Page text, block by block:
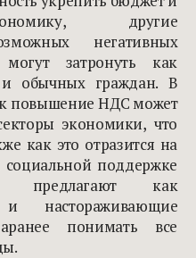
другие
негативных
могут затронуть как
и обычных граждан. В
повышение НДС может
экономики, что
как это отразится на
социальной поддержке
предлагают как
настораживающие
понимать все